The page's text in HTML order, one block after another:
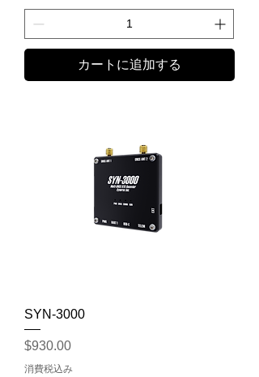
カートに追加する
SYN-3000
価格
$930.00
消費税込み